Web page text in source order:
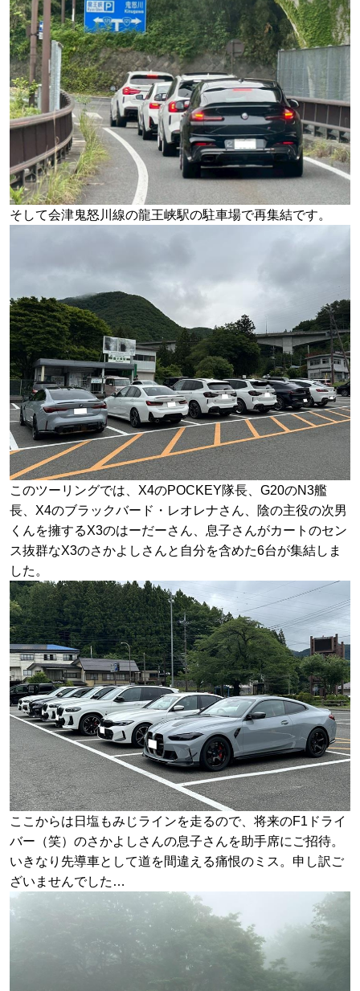
そして会津鬼怒川線の龍王峡駅の駐車場で再集結です。
このツーリングでは、X4のPOCKEY隊長、G20のN3艦
長、X4のブラックバード・レオレナさん、陰の主役の次男
くんを擁するX3のはーだーさん、息子さんがカートのセン
ス抜群なX3のさかよしさんと自分を含めた6台が集結しま
した。
ここからは日塩もみじラインを走るので、将来のF1ドライ
バー（笑）のさかよしさんの息子さんを助手席にご招待。
いきなり先導車として道を間違える痛恨のミス。申し訳ご
ざいませんでした…